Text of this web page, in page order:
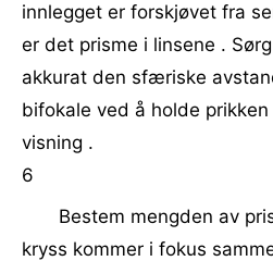
innlegget er forskjøvet fra
er det prisme i linsene .
akkurat den sfæriske
bifokale ved å holde
visning .
6
Bestem mengden av
kryss kommer i fokus